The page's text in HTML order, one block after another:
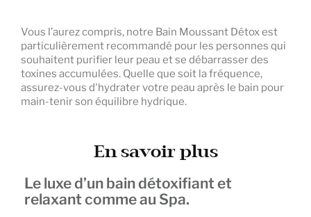
Vous l’aurez compris, notre Bain Moussant Détox est
particulièrement recommandé pour les personnes qui
souhaitent purifier leur peau et se débarrasser des
toxines accumulées. Quelle que soit la fréquence,
assurez-vous d'hydrater votre peau après le bain pour
main-tenir son équilibre hydrique.
En savoir plus
Le luxe d’un bain détoxifiant et
relaxant comme au Spa.